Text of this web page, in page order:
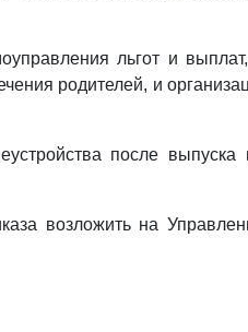
льгот и
родителей, и
после выпуска
возложить на